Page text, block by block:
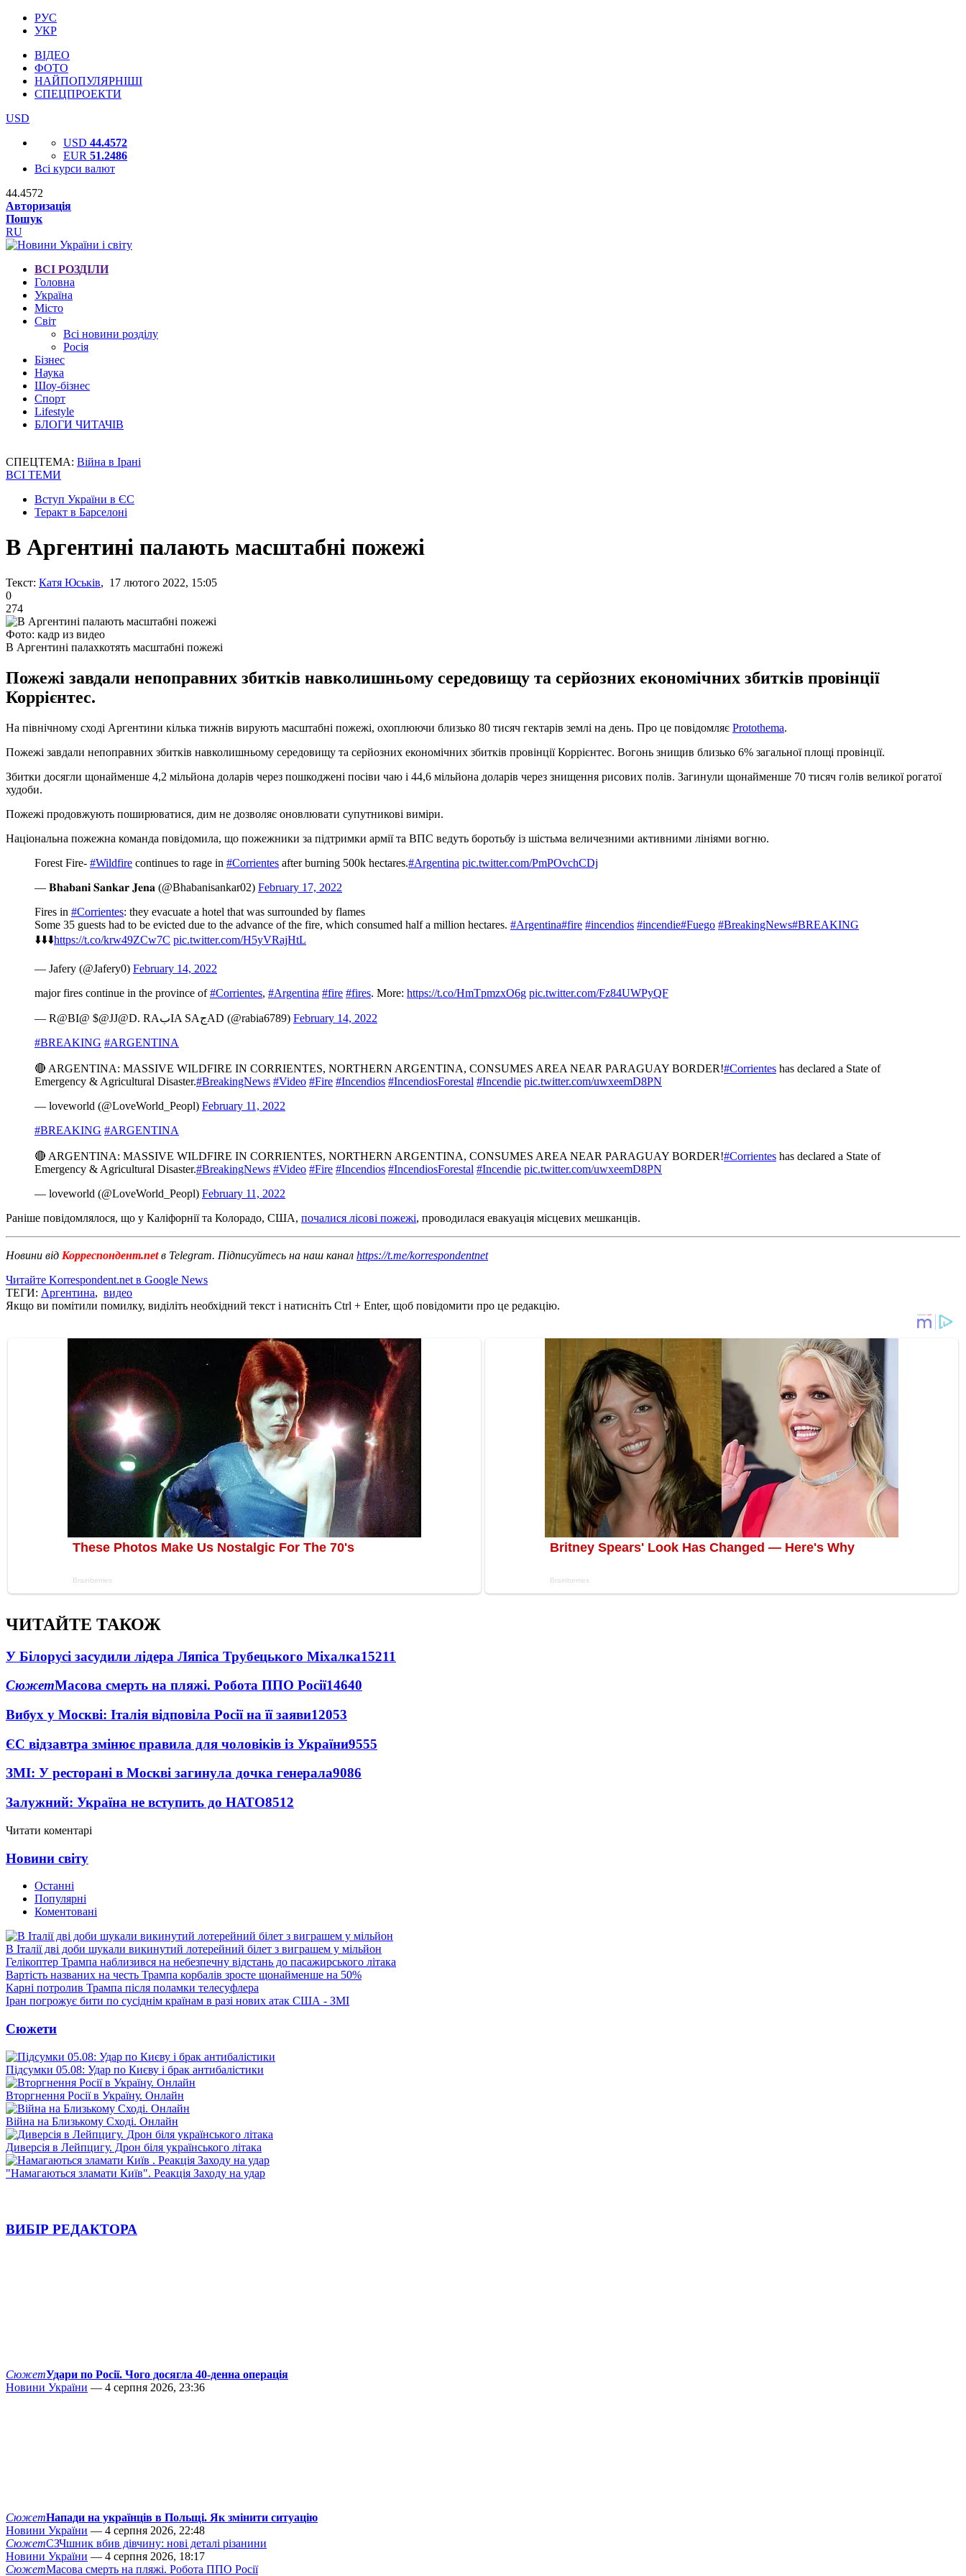
РУС
УКР
ВІДЕО
ФОТО
НАЙПОПУЛЯРНІШІ
СПЕЦПРОЕКТИ
USD
USD 44.4572
EUR 51.2486
Всі курси валют
44.4572
Авторизація
Пошук
RU
ВСІ РОЗДІЛИ
Головна
Україна
Місто
Світ
Всі новини розділу
Росія
Бізнес
Наука
Шоу-бізнес
Спорт
Lifestyle
БЛОГИ ЧИТАЧІВ
СПЕЦТЕМА: Війна в Ірані
ВСІ ТЕМИ
Вступ України в ЄС
Теракт в Барселоні
В Аргентині палають масштабні пожежі
Текст: Катя Юськів, 17 лютого 2022, 15:05
0
274
Фото: кадр из видео
В Аргентині палахкотять масштабні пожежі
Пожежі завдали непоправних збитків навколишньому середовищу та серйозних економічних збитків провінції
Коррієнтес.
На північному сході Аргентини кілька тижнів вирують масштабні пожежі, охоплюючи близько 80 тисяч гектарів землі на день. Про це повідомляє Protothema.
Пожежі завдали непоправних збитків навколишньому середовищу та серйозних економічних збитків провінції Коррієнтес. Вогонь знищив близько 6% загальної площі провінції.
Збитки досягли щонайменше 4,2 мільйона доларів через пошкоджені посіви чаю і 44,6 мільйона доларів через знищення рисових полів. Загинули щонайменше 70 тисяч голів великої рогатої
худоби.
Пожежі продовжують поширюватися, дим не дозволяє оновлювати супутникові виміри.
Національна пожежна команда повідомила, що пожежники за підтримки армії та ВПС ведуть боротьбу із шістьма величезними активними лініями вогню.
Forest Fire- #Wildfire continues to rage in #Corrientes after burning 500k hectares.#Argentina pic.twitter.com/PmPOvchCDj
— 𝐁𝐡𝐚𝐛𝐚𝐧𝐢 𝐒𝐚𝐧𝐤𝐚𝐫 𝐉𝐞𝐧𝐚 (@Bhabanisankar02) February 17, 2022
Fires in #Corrientes: they evacuate a hotel that was surrounded by flames
Some 35 guests had to be evicted due to the advance of the fire, which consumed half a million hectares. #Argentina#fire #incendios #incendie#Fuego #BreakingNews#BREAKING
⬇️⬇️⬇️https://t.co/krw49ZCw7C pic.twitter.com/H5yVRajHtL
— Jafery (@Jafery0) February 14, 2022
major fires continue in the province of#Corrientes, #Argentina #fire #fires. More: https://t.co/HmTpmzxO6g pic.twitter.com/Fz84UWPyQF
— R@BI@ $@JJ@D. RAبIA SAجAD (@rabia6789) February 14, 2022
#BREAKING #ARGENTINA
🔴 ARGENTINA: MASSIVE WILDFIRE IN CORRIENTES, NORTHERN ARGENTINA, CONSUMES AREA NEAR PARAGUAY BORDER!#Corrientes has declared a State of
Emergency & Agricultural Disaster.#BreakingNews #Video #Fire #Incendios #IncendiosForestal #Incendie pic.twitter.com/uwxeemD8PN
— loveworld (@LoveWorld_Peopl) February 11, 2022
#BREAKING #ARGENTINA
🔴 ARGENTINA: MASSIVE WILDFIRE IN CORRIENTES, NORTHERN ARGENTINA, CONSUMES AREA NEAR PARAGUAY BORDER!#Corrientes has declared a State of
Emergency & Agricultural Disaster.#BreakingNews #Video #Fire #Incendios #IncendiosForestal #Incendie pic.twitter.com/uwxeemD8PN
— loveworld (@LoveWorld_Peopl) February 11, 2022
Раніше повідомлялося, що у Каліфорнії та Колорадо, США, почалися лісові пожежі, проводилася евакуація місцевих мешканців.
Новини від Корреспондент.netв Telegram. Підписуйтесь на наш канал https://t.me/korrespondentnet
Читайте Korrespondent.net в Google News
ТЕГИ: Аргентина, видео
Якщо ви помітили помилку, виділіть необхідний текст і натисніть Ctrl + Enter, щоб повідомити про це редакцію.
ЧИТАЙТЕ ТАКОЖ
У Білорусі засудили лідера Ляпіса Трубецького Міхалка15211
СюжетМасова смерть на пляжі. Робота ППО Росії14640
Вибух у Москві: Італія відповіла Росії на її заяви12053
ЄС відзавтра змінює правила для чоловіків із України9555
ЗМІ: У ресторані в Москві загинула дочка генерала9086
Залужний: Україна не вступить до НАТО8512
Читати коментарі
Новини світу
Останні
Популярні
Коментовані
В Італії дві доби шукали викинутий лотерейний білет з виграшем у мільйон
Гелікоптер Трампа наблизився на небезпечну відстань до пасажирського літака
Вартість названих на честь Трампа корбалів зросте щонайменше на 50%
Карні потролив Трампа після поламки телесуфлера
Іран погрожує бити по сусіднім країнам в разі нових атак США - ЗМІ
Сюжети
Підсумки 05.08: Удар по Києву і брак антибалістики
Вторгнення Росії в Україну. Онлайн
Війна на Близькому Сході. Онлайн
Диверсія в Лейпцигу. Дрон біля українського літака
"Намагаються зламати Київ". Реакція Заходу на удар
ВИБІР РЕДАКТОРА
СюжетУдари по Росії. Чого досягла 40-денна операція
Новини України — 4 серпня 2026, 23:36
СюжетНапади на українців в Польщі. Як змінити ситуацію
Новини України — 4 серпня 2026, 22:48
СюжетСЗЧшник вбив дівчину: нові деталі різанини
Новини України — 4 серпня 2026, 18:17
СюжетМасова смерть на пляжі. Робота ППО Росії